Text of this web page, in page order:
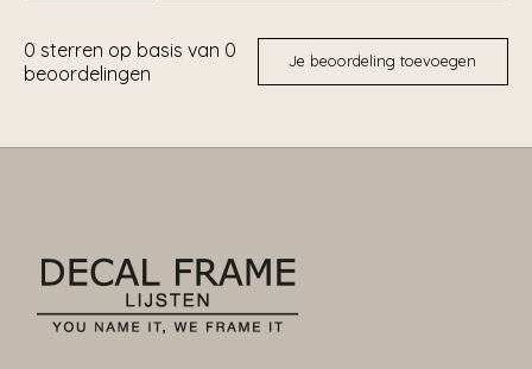
0 sterren op basis van 0
beoordelingen
Je beoordeling toevoegen